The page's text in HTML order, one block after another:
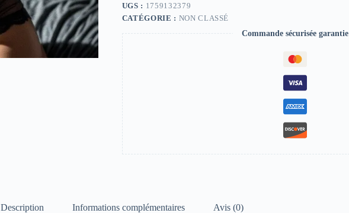
UGS : 1759132379
CATÉGORIE : NON CLASSÉ
Commande sécurisée garantie
Description Informations complémentaires Avis (0)